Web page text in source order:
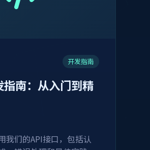
开发指南
南：从入门到精
我们的API接口，包括认